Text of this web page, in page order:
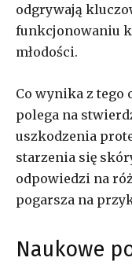
odgrywają
funkcjonowaniu
młodości.
Co wynika z tego
polega na
uszkodzenia
starzenia się
odpowiedzi na
pogarsza na
Naukowe